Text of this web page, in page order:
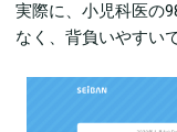
実際に、小児科医の
なく、背負いやすいで